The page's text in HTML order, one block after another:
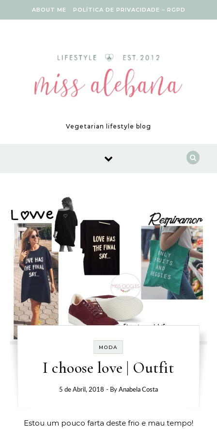
ABOUT ME POLÍTICA DE PRIVACIDADE – RGPD
Vegetarian lifestyle blog
MODA
I choose love | Outfit
5 de Abril, 2018 - By Anabela Costa
Estou um pouco farta deste frio e mau tempo!